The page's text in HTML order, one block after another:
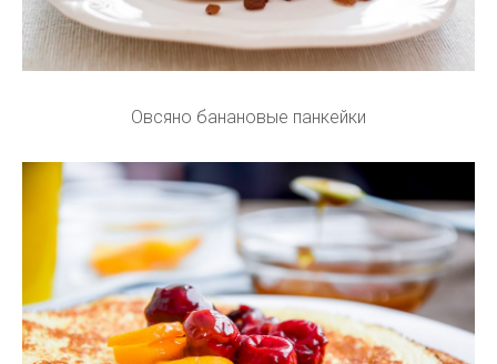
Овсяно банановые панкейки